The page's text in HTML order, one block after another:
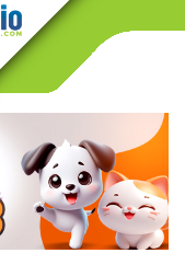
v
g
t
i
o
n